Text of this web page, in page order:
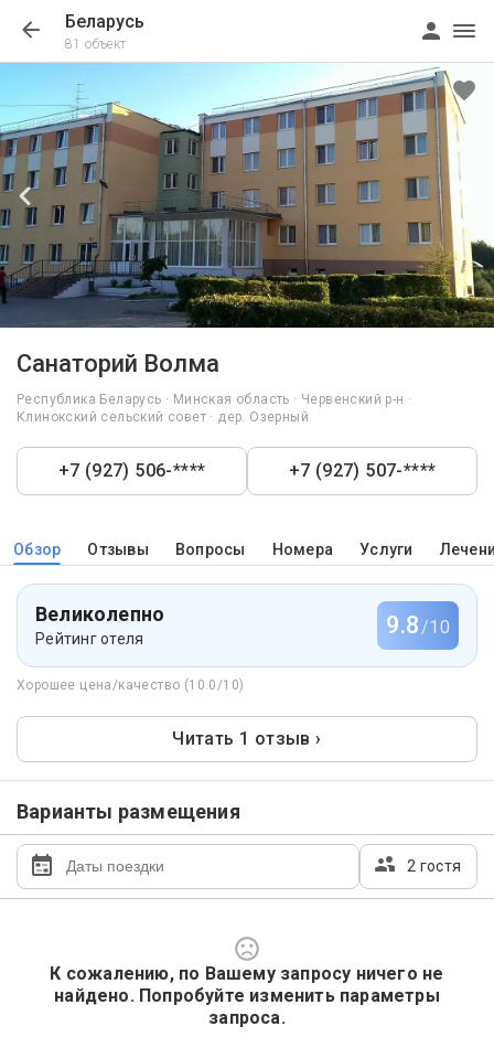
Беларусь
81 объект
Санаторий Волма
Республика Беларусь · Минская область · Червенский р-н ·
Клинокский сельский совет · дер. Озерный
+7 (927) 506-**** +7 (927) 507-****
Обзор Отзывы Вопросы Номера Услуги
Великолепно
Рейтинг отеля 9.8/10
Хорошее цена/качество (10.0/10)
Читать 1 отзыв ›
Варианты размещения
2 гостя
К сожалению, по Вашему запросу ничего не
найдено. Попробуйте изменить параметры
запроса.